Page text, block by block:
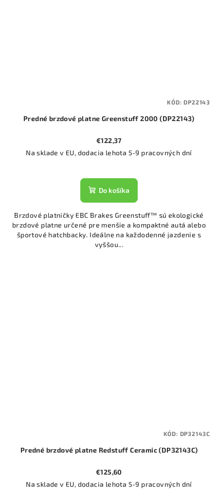
Predné brzdové platne Greenstuff 2000 (DP22143)
€122,37
Na sklade v EU, dodacia lehota 5-9 pracovných dní
Do košíka
Brzdové platničky EBC Brakes Greenstuff™ sú ekologické
brzdové platne určené pre menšie a kompaktné autá alebo
športové hatchbacky. Ideálne na každodenné jazdenie s
vyššou...
KÓD:DP22143
Predné brzdové platne Redstuff Ceramic (DP32143C)
€125,60
Na sklade v EU, dodacia lehota 5-9 pracovných dní
KÓD: DP32143C